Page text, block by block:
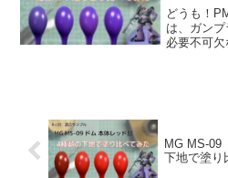
どうも！
は、ガン
必要不可欠
MG MS-09
下地で塗り